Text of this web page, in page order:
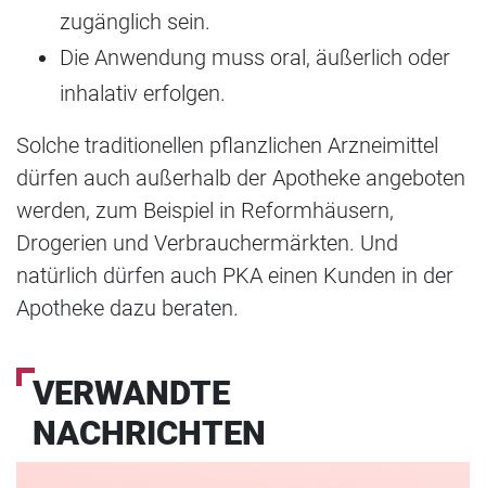
zugänglich sein.
Die Anwendung muss oral, äußerlich oder
inhalativ erfolgen.
Solche traditionellen pflanzlichen Arzneimittel
dürfen auch außerhalb der Apotheke angeboten
werden, zum Beispiel in Reformhäusern,
Drogerien und Verbrauchermärkten. Und
natürlich dürfen auch PKA einen Kunden in der
Apotheke dazu beraten.
VERWANDTE
NACHRICHTEN